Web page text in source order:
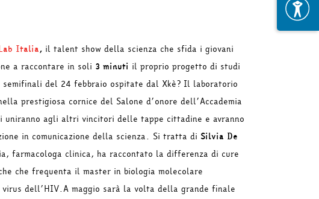
Italia, il talent show della scienza che sfida i giovani
a raccontare in soli 3 minuti il proprio progetto di studi
del 24 febbraio ospitate dal Xkè? Il laboratorio
prestigiosa cornice del Salone d’onore dell’Accademia
agli altri vincitori delle tappe cittadine e avranno
in comunicazione della scienza. Si tratta di Silvia De
farmacologa clinica, ha raccontato la differenza di cure
che frequenta il master in biologia molecolare
dell’HIV.A maggio sarà la volta della grande finale